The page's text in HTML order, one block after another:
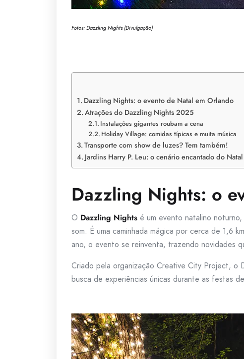
Fotos: Dazzling Nights (Divulgação)
Dazzling Nights: o evento de Natal em Orlando
Atrações do Dazzling Nights 2025
Instalações gigantes roubam a cena
Holiday Village: comidas típicas e muita música
Transporte com show de luzes? Tem também!
Jardins Harry P. Leu: o cenário encantado do
Dazzling Nights: o
O Dazzling Nights é um evento natalino
som. É uma caminhada mágica por cerca de 1,6
ano, o evento se reinventa, trazendo novidades
Criado pela organização Creative City Project, o
busca de experiências únicas durante as festas